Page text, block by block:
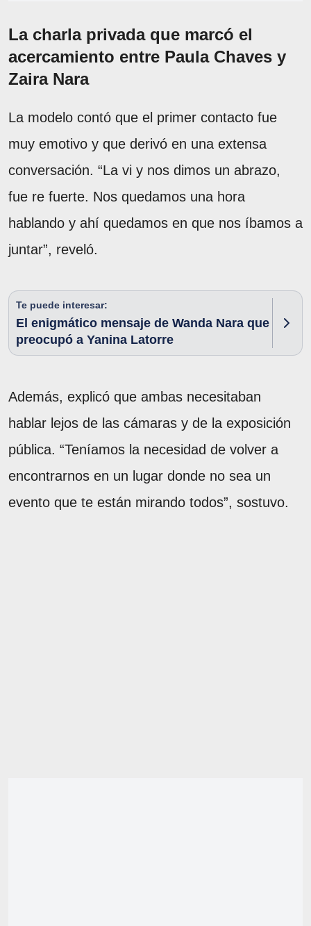
La charla privada que marcó el
acercamiento entre Paula Chaves y
Zaira Nara
La modelo contó que el primer contacto fue
muy emotivo y que derivó en una extensa
conversación. “La vi y nos dimos un abrazo,
fue re fuerte. Nos quedamos una hora
hablando y ahí quedamos en que nos íbamos a
juntar”, reveló.
Te puede interesar:
El enigmático mensaje de Wanda Nara que
preocupó a Yanina Latorre
Además, explicó que ambas necesitaban
hablar lejos de las cámaras y de la exposición
pública. “Teníamos la necesidad de volver a
encontrarnos en un lugar donde no sea un
evento que te están mirando todos”, sostuvo.